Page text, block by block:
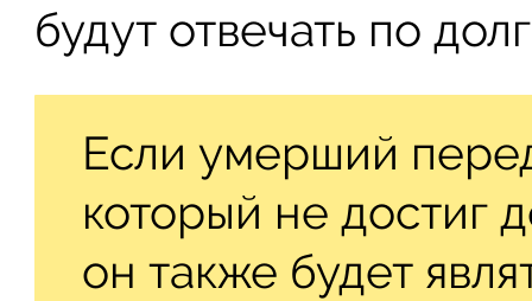
будут отвечать по
Если умерший
который не достиг
он также будет